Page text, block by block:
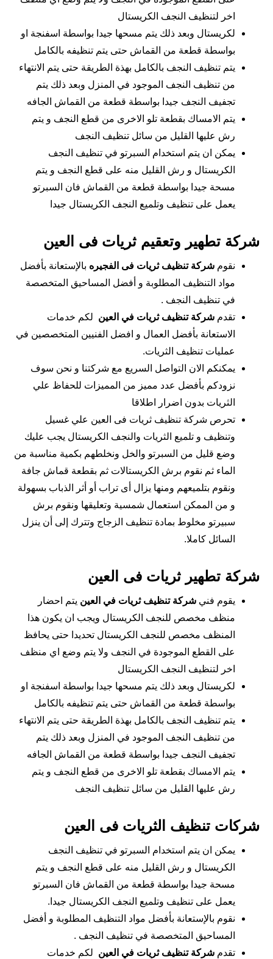
اخر لتنظيف النجف الكريستال
لكريستال وبعد ذلك يتم مسحها جيدا بواسطة اسفنجة او
بواسطة قطعة من القماش حتى يتم تنظيفه بالكامل
يتم تنظيف النجف بالكامل بهذة الطريقة حتى يتم الانتهاء
من تنظيف النجف الموجود في المنزل وبعد ذلك يتم
تجفيف النجف جيدا بواسطة قطعة من القماش الجافه
يتم الامساك بقطعة تلو الاخرى من قطع النجف و يتم
رش عليها القليل من سائل تنظيف النجف
يمكن ان يتم استخدام السبرتو في تنظيف النجف
الكريستال و رش القليل منه على قطع النجف و يتم
مسحة جيدا بواسطة قطعة من القماش فان السبرتو
يعمل على تنظيف وتلميع النجف الكريستال جيدا
شركة تطهير وتعقيم ثريات فى العين
نقومشركة تنظيف ثريات فى الفجيره بالإستعانة بأفضل
مواد التنظيف المطلوبة و أفضل المساحيق المتخصصة
في تنظيف النجف .
تقدمشركة تنظيف ثريات في العين لكم خدمات
الاستعانة بأفضل العمال و افضل الفنيين المتخصصين في
عمليات تنظيف الثريات.
يمكنكم الان التواصل السريع مع شركتنا و نحن سوف
نزودكم بأفضل عدد مميز من المميزات للحفاظ علي
الثريات بدون اضرار اطلاقا
تحرص شركة تنظيف ثريات فى العين علي غسيل
وتنظيف و تلميع الثريات والنجف الكريستال يجب عليك
وضع قليل من السبرتو والخل ونخلطهم بكمية مناسبة من
الماء ثم نقوم برش الكريستالات ثم بقطعة قماش جافة
ونقوم بتلميعهم ومنها يزال أى تراب أو أثر الذباب بسهولة
و من الممكن استعمال شمسية وتعليقها ونقوم برش
سبيرتو مخلوط بمادة تنظيف الزجاج وتترك إلى أن ينزل
السائل كاملا.
شركة تطهير ثريات فى العين
يقوم فنيشركة تنظيف ثريات في العين يتم احضار
منظف مخصص للنجف الكريستال ويجب ان يكون هذا
المنظف مخصص للنجف الكريستال تحديدا حتى يحافظ
على القطع الموجودة في النجف ولا يتم وضع اي منظف
اخر لتنظيف النجف الكريستال
لكريستال وبعد ذلك يتم مسحها جيدا بواسطة اسفنجة او
بواسطة قطعة من القماش حتى يتم تنظيفه بالكامل
يتم تنظيف النجف بالكامل بهذة الطريقة حتى يتم الانتهاء
من تنظيف النجف الموجود في المنزل وبعد ذلك يتم
تجفيف النجف جيدا بواسطة قطعة من القماش الجافه
يتم الامساك بقطعة تلو الاخرى من قطع النجف و يتم
رش عليها القليل من سائل تنظيف النجف
شركات تنظيف الثريات فى العين
يمكن ان يتم استخدام السبرتو في تنظيف النجف
الكريستال و رش القليل منه على قطع النجف و يتم
مسحة جيدا بواسطة قطعة من القماش فان السبرتو
يعمل على تنظيف وتلميع النجف الكريستال جيدا.
نقوم بالإستعانة بأفضل مواد التنظيف المطلوبة و أفضل
المساحيق المتخصصة في تنظيف النجف .
تقدمشركة تنظيف ثريات في العين لكم خدمات